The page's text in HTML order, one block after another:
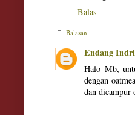
Balas
Balasan
Endang
Halo Mb,
dengan
dan dicampur